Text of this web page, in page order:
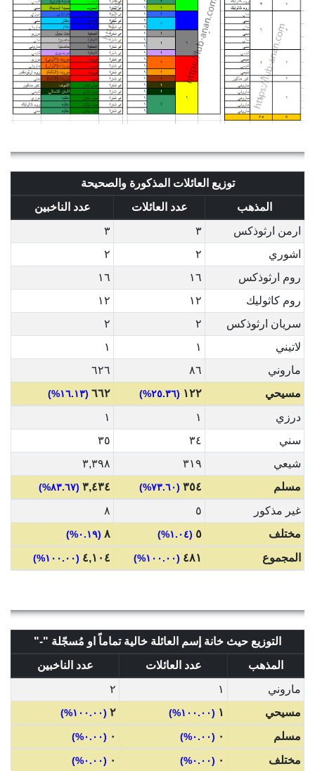
توزيع العائلات المذكورة والصحيحة
المذهب
عدد العائلات
عدد الناخبين
ارمن ارثوذكس
٣
٣
اشوري
٢
٢
روم ارثوذكس
١٦
١٦
روم كاثوليك
١٢
١٢
سريان ارثوذكس
٢
٢
لاتيني
١
١
ماروني
٨٦
٦٢٦
مسيحي
١٢٢ (٢٥.٣٦%) ٦٦٢ (١٦.١٣%)
درزي ١
١
سني
٣٤
٣٥
شيعي
٣١٩
٣,٣٩٨
مسلم
٣٥٤ (٧٣.٦٠%) ٣,٤٣٤ (٨٣.٦٧%)
غير مذكور ٥
٨
مختلف
٥ (١.٠٤%) ٨ (٠.١٩%)
المجموع ٤٨١ (١٠٠.٠٠%) ٤,١٠٤ (١٠٠.٠٠%)
التوزيع حيث خانة إسم العائلة خالية تماماً او مُسجّلة "-"
المذهب
عدد العائلات
عدد الناخبين
ماروني
١
٢
مسيحي
١ (١٠٠.٠٠%) ٢ (١٠٠.٠٠%)
مسلم ٠ (٠.٠٠%) ٠ (٠.٠٠%)
مختلف ٠ (٠.٠٠%) ٠ (٠.٠٠%)